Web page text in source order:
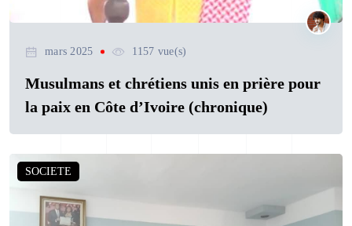
mars 2025 1157 vue(s)
Musulmans et chrétiens unis en prière pour
la paix en Côte d’Ivoire (chronique)
SOCIETE